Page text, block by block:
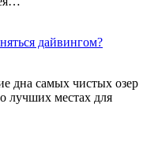
дайвингом?
дна самых чистых озер
лучших местах для